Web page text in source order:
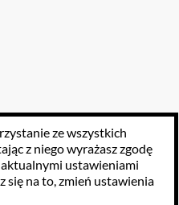
ze wszystkich
z niego wyrażasz zgodę
ustawieniami
się na to, zmień ustawienia